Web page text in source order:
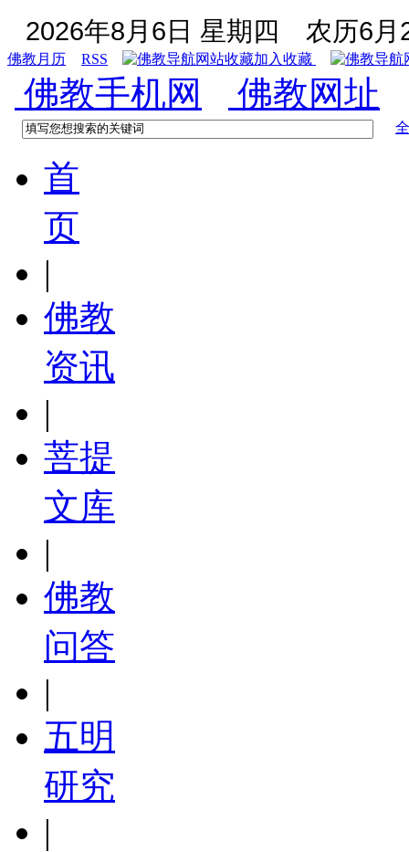
2026年8月6日 星期四 农历6月
佛教月历 RSS 加入收藏
佛教手机网 佛教网址
首
页
|
佛教
资讯
|
菩提
文库
|
佛教
问答
|
五明
研究
|